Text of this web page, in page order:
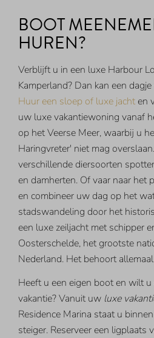
BOOT
HUREN?
Verblijft u in een luxe Harbour
Kamperland? Dan kan een
Huur een sloep of luxe jacht en
uw luxe vakantiewoning vanaf
op het Veerse Meer, waarbij u
Haringvreter' niet mag
verschillende diersoorten
en damherten. Of vaar naar het
en combineer uw dag op het
stadswandeling door het
een luxe zeiljacht met schipper
Oosterschelde, het grootste
Nederland. Het behoort
Heeft u een eigen boot en wilt
vakantie? Vanuit uw luxe
Residence Marina staat u
steiger. Reserveer een ligplaats